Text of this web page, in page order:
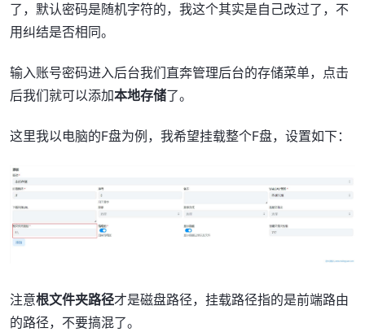
了，默认密码是随机字符的，我这个其实是自己改过了，不
用纠结是否相同。
输入账号密码进入后台我们直奔管理后台的存储菜单，点击
后我们就可以添加本地存储了。
这里我以电脑的F盘为例，我希望挂载整个F盘，设置如下：
注意根文件夹路径才是磁盘路径，挂载路径指的是前端路由
的路径，不要搞混了。